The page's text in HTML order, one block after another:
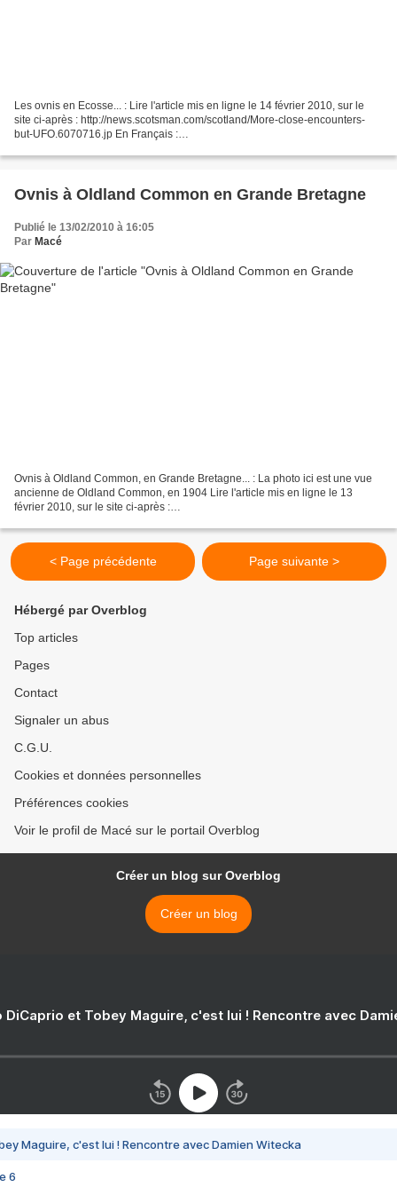
Les ovnis en Ecosse... : Lire l'article mis en ligne le 14 février 2010, sur le
site ci-après : http://news.scotsman.com/scotland/More-close-encounters-
but-UFO.6070716.jp En Français :
Ovnis à Oldland Common en Grande Bretagne
Publié le 13/02/2010 à 16:05
Par Macé
Ovnis à Oldland Common, en Grande Bretagne... : La photo ici est une vue
ancienne de Oldland Common, en 1904 Lire l'article mis en ligne le 13
février 2010, sur le site ci-après :
Common/article-1832318-detail/article.html...
< Page précédente Page suivante >
Hébergé par Overblog
Top articles
Pages
Contact
Signaler un abus
C.G.U.
Cookies et données personnelles
Préférences cookies
Voir le profil de Macé sur le portail Overblog
Créer un blog sur Overblog
Créer un blog
DiCaprio et Tobey Maguire, c'est lui ! Rencontre avec
Maguire, c'est lui ! Rencontre avec Damien Witecka
6